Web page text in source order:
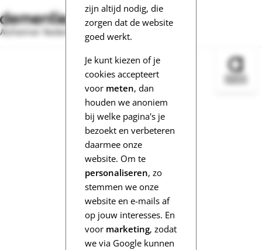
zijn altijd nodig, die
zorgen dat de website
goed werkt.
Je kunt kiezen of je
cookies accepteert
voor meten, dan
houden we anoniem
bij welke pagina's je
bezoekt en verbeteren
daarmee onze
website. Om te
personaliseren, zo
stemmen we onze
website en e-mails af
op jouw interesses. En
voor marketing, zodat
we via Google kunnen
Alzheimer Nederland